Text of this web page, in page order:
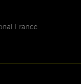
France